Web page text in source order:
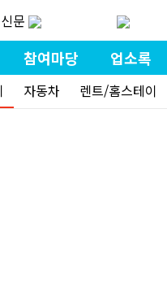
문
참여마당 업소록
자동차 렌트/홈스테이